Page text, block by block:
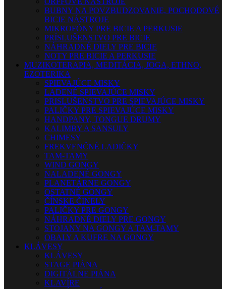
BUBNY NA POVZBUDZOVANIE, POCHODOVÉ
BICIE NÁSTROJE
MIKROFÓNY PRE BICIE A PERKUSIE
PRÍSLUŠENSTVO PRE BICIE
NÁHRADNÉ DIELY PRE BICIE
NOTY PRE BICIE A PERKUSIE
MUZIKOTERAPIA, MEDITÁCIA, JOGA, ETHNO,
EZOTERIKA
SPIEVAJÚCE MISKY
LADENÉ SPIEVAJÚCE MISKY
PRISLUŠENSTVO PRE SPIEVAJÚCE MISKY
PALIČKY PRE SPIEVAJÚCE MISKY
HANDPANY, TONGUE DRUMY
KALIMBY A SANSULY
CHIMESY
FREKVENČNÉ LADIČKY
TAM-TAMY
WIND GONGY
NALADENÉ GONGY
PLANETÁRNE GONGY
OSTATNÉ GONGY
ČÍNSKE ČINELY
PALIČKY PRE GONGY
NÁHRADNÉ DIELY PRE GONGY
STOJANY NA GONGY A TAM-TAMY
OBALY A KUFRE NA GONGY
KLÁVESY
KLÁVESY
STAGE PIÁNA
DIGITÁLNE PIÁNA
KLAVÍRE